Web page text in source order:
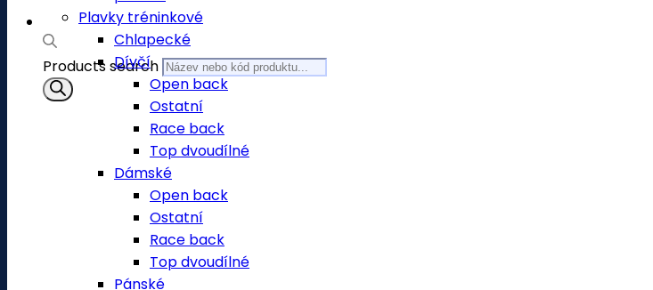
Products search
Plavky tréninkové
Chlapecké
Dívčí
Open back
Ostatní
Race back
Top dvoudílné
Dámské
Open back
Ostatní
Race back
Top dvoudílné
Pánské